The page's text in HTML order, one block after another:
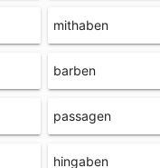
mithaben
barben
passagen
hingaben